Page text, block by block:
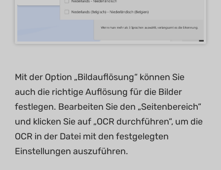
Mit der Option „Bildauflösung“ können Sie
auch die richtige Auflösung für die Bilder
festlegen. Bearbeiten Sie den „Seitenbereich“
und klicken Sie auf „OCR durchführen“, um die
OCR in der Datei mit den festgelegten
Einstellungen auszuführen.